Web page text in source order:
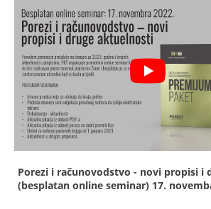
Porezi i računovodstvo - novi propisi i
(besplatan online seminar) 17.